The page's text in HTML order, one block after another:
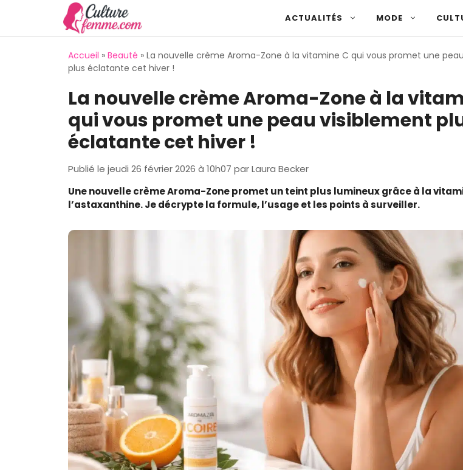
ACTUALITÉS MODE
Accueil » Beauté » La nouvelle crème Aroma-Zone à la vitamine C qui vous promet une
plus éclatante cet hiver !
La nouvelle crème Aroma-Zone à la
qui vous promet une peau visiblement
éclatante cet hiver !
Publié le jeudi 26 février 2026 à 10h07 parLaura Becker
Une nouvelle crème Aroma-Zone promet un teint plus lumineux grâce à la
l’astaxanthine. Je décrypte la formule, l’usage et les points à surveiller.